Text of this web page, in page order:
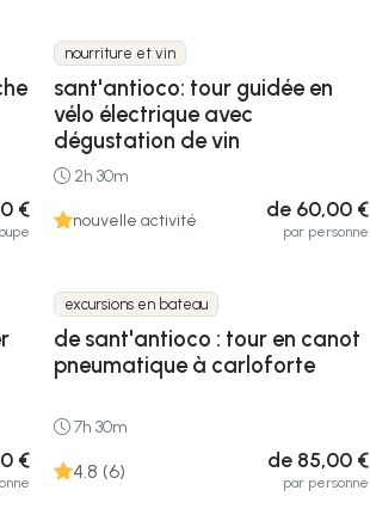
€
nourriture et vin
sant'antioco: tour guidée en
vélo électrique avec
dégustation de vin
2h 30m
nouvelle activité de 60,00 €
par personne
€
excursions en bateau
de sant'antioco : tour en canot
pneumatique à carloforte
7h 30m
4.8 (6) de 85,00 €
par personne